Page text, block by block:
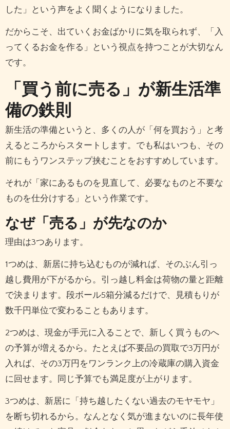
した」という声をよく聞くようになりました。
だからこそ、出ていくお金ばかりに気を取られず、「入
ってくるお金を作る」という視点を持つことが大切なん
です。
「買う前に売る」が新生活準
備の鉄則
新生活の準備というと、多くの人が「何を買おう」と考
えるところからスタートします。でも私はいつも、その
前にもうワンステップ挟むことをおすすめしています。
それが「家にあるものを見直して、必要なものと不要な
ものを仕分けする」という作業です。
なぜ「売る」が先なのか
理由は3つあります。
1つめは、新居に持ち込むものが減れば、そのぶん引っ
越し費用が下がるから。引っ越し料金は荷物の量と距離
で決まります。段ボール5箱分減るだけで、見積もりが
数千円単位で変わることもあります。
2つめは、現金が手元に入ることで、新しく買うものへ
の予算が増えるから。たとえば不要品の買取で3万円が
入れば、その3万円をワンランク上の冷蔵庫の購入資金
に回せます。同じ予算でも満足度が上がります。
3つめは、新居に「持ち越したくない過去のモヤモヤ」
を断ち切れるから。なんとなく気が進まないのに長年使